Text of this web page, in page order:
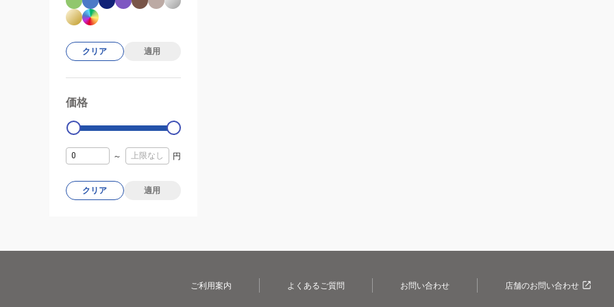
クリア 適用
価格
0
～ 円
クリア 適用
ご利用案内 よくあるご質問 お問い合わせ 店舗のお問い合わせ